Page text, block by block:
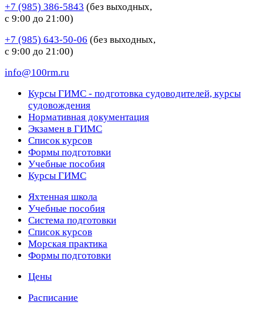
+7 (985) 386-5843 (без выходных,
с 9:00 до 21:00)
+7 (985) 643-50-06 (без выходных,
с 9:00 до 21:00)
info@100rm.ru
Курсы ГИМС - подготовка судоводителей, курсы
судовождения
Нормативная документация
Экзамен в ГИМС
Список курсов
Формы подготовки
Учебные пособия
Курсы ГИМС
Яхтенная школа
Учебные пособия
Cистема подготовки
Список курсов
Морская практика
Формы подготовки
Цены
Расписание